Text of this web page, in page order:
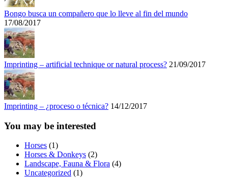
Bongo busca un compañero que lo lleve al fin del mundo
17/08/2017
Imprinting – artificial technique or natural process? 21/09/2017
Imprinting – ¿proceso o técnica? 14/12/2017
You may be interested
Horses (1)
Horses & Donkeys (2)
Landscape, Fauna & Flora (4)
Uncategorized (1)